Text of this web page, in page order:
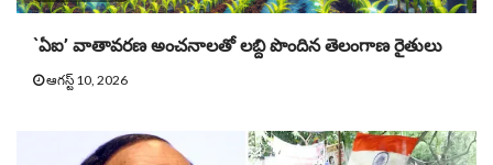
`ఏఐ’ వాతావరణ అంచనాలతో లబ్ది పొందిన తెలంగాణ రైతులు
ఆగస్ట్ 10, 2026